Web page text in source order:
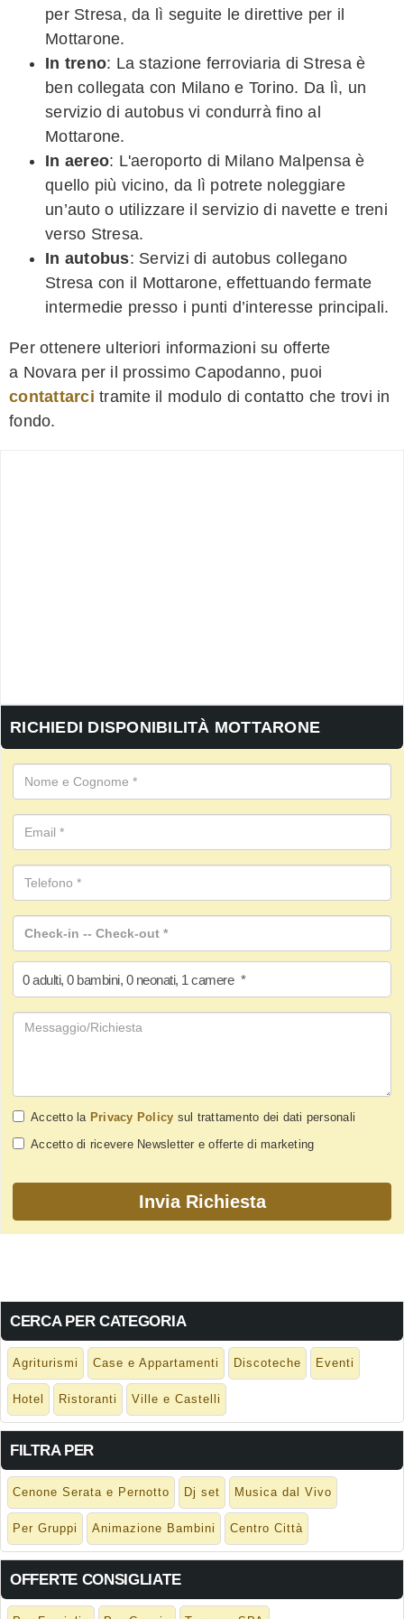
per Stresa, da lì seguite le direttive per il
Mottarone.
In treno: La stazione ferroviaria di Stresa è
ben collegata con Milano e Torino. Da lì, un
servizio di autobus vi condurrà fino al
Mottarone.
In aereo: L'aeroporto di Milano Malpensa è
quello più vicino, da lì potrete noleggiare
un’auto o utilizzare il servizio di navette e treni
verso Stresa.
In autobus: Servizi di autobus collegano
Stresa con il Mottarone, effettuando fermate
intermedie presso i punti d’interesse principali.
Per ottenere ulteriori informazioni su offerte
a Novara per il prossimo Capodanno, puoi
contattarci tramite il modulo di contatto che trovi in
fondo.
RICHIEDI DISPONIBILITÀ MOTTARONE
0 adulti, 0 bambini, 0 neonati, 1 camere *
Accetto la Privacy Policy sul trattamento dei dati personali
Accetto di ricevere Newsletter e offerte di marketing
CERCA PER CATEGORIA
Agriturismi Case e Appartamenti Discoteche Eventi
Hotel Ristoranti Ville e Castelli
FILTRA PER
Cenone Serata e Pernotto Dj set Musica dal Vivo
Per Gruppi Animazione Bambini Centro Città
OFFERTE CONSIGLIATE